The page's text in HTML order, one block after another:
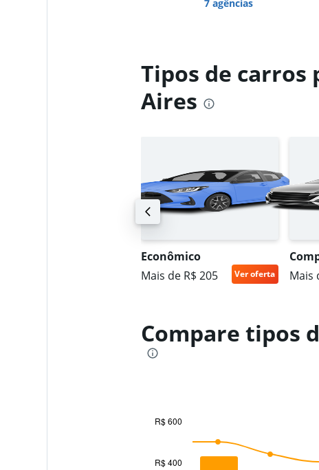
7 agências
Tipos de carros
Aires
Econômico
Mais de R$ 205
Ver oferta
Mais
Compare tipos
with
R$ 400
R$ 600